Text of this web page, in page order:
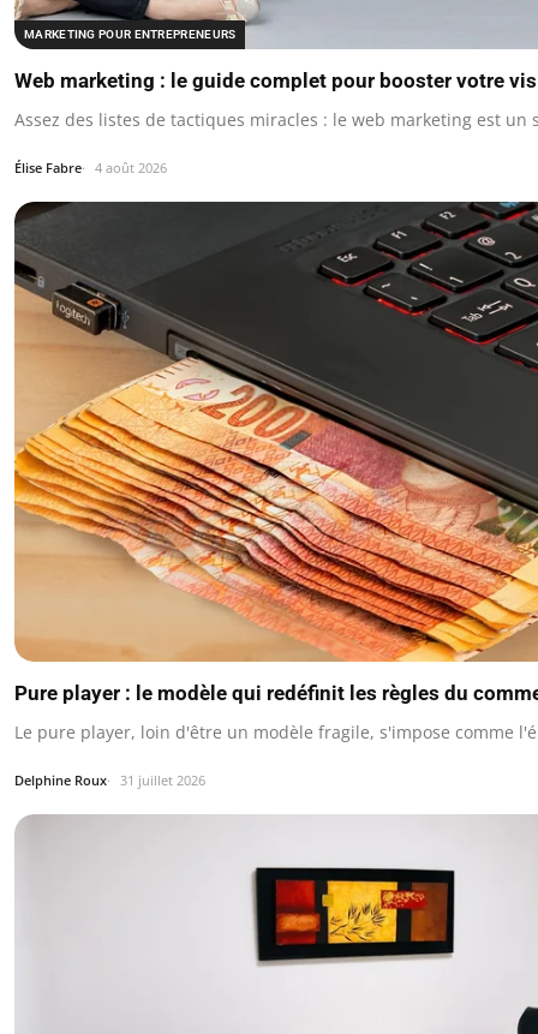
MARKETING POUR ENTREPRENEURS
Web marketing : le guide complet pour booster votre
Assez des listes de tactiques miracles : le web marketing est
Élise Fabre 4 août 2026
Pure player : le modèle qui redéfinit les règles du
Le pure player, loin d'être un modèle fragile, s'impose comme
Delphine Roux 31 juillet 2026